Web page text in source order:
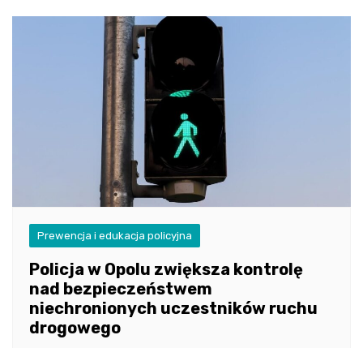
Prewencja i edukacja policyjna
Policja w Opolu zwiększa kontrolę
nad bezpieczeństwem
niechronionych uczestników ruchu
drogowego